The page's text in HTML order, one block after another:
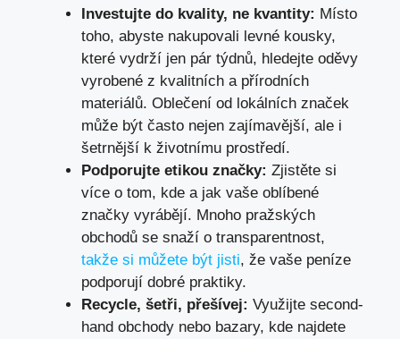
Investujte do kvality, ne kvantity: Místo
toho, abyste nakupovali levné kousky,
které vydrží jen pár týdnů, hledejte oděvy
vyrobené z kvalitních a přírodních
materiálů. Oblečení od lokálních značek
může být často nejen zajímavější, ale i
šetrnější k životnímu prostředí.
Podporujte etikou značky: Zjistěte si
více o tom, kde a jak vaše oblíbené
značky vyrábějí. Mnoho pražských
obchodů se snaží o transparentnost,
takže si můžete být jisti, že vaše peníze
podporují dobré praktiky.
Recycle, šetři, přešívej: Využijte second-
hand obchody nebo bazary, kde najdete